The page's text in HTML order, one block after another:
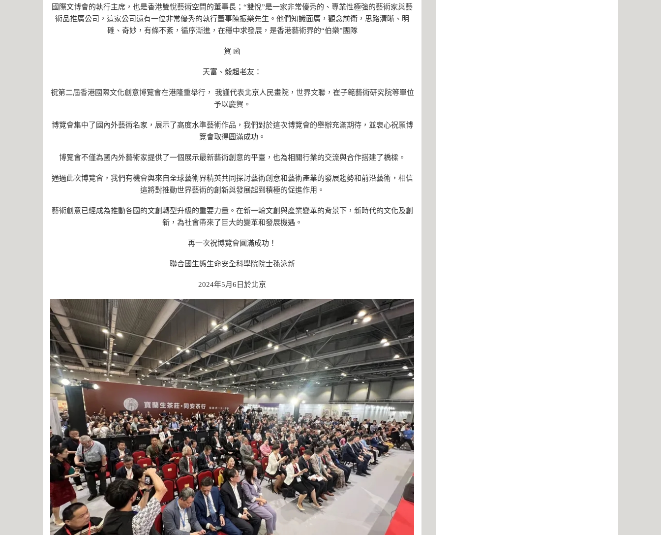
國際文博會的執行主席，也是香港雙悅藝術空間的董事長；“雙悅”是一家非常優秀的、專業性極強的藝術家與藝
術品推廣公司，這家公司還有一位非常優秀的執行董事陳振樂先生。他們知識面廣，觀念前衛，思路清晰、明
確、奇妙，有條不紊，循序漸進，在穩中求發展，是香港藝術界的“伯樂”團隊
賀 函
天富、毅超老友：
祝第二屆香港國際文化創意博覽會在港隆重舉行， 我謹代表北京人民畫院，世界文聯，崔子範藝術研究院等單位
予以慶賀。
博覽會集中了國內外藝術名家，展示了高度水準藝術作品，我們對於這次博覽會的舉辦充滿期待，並衷心祝願博
覽會取得圓滿成功。
博覽會不僅為國內外藝術家提供了一個展示最新藝術創意的平臺，也為相關行業的交流與合作搭建了橋樑。
通過此次博覽會，我們有機會與來自全球藝術界精英共同探討藝術創意和藝術產業的發展趨勢和前沿藝術，相信
這將對推動世界藝術的創新與發展起到積極的促進作用。
藝術創意已經成為推動各國的文創轉型升級的重要力量。在新一輪文創與產業變革的背景下，新時代的文化及創
新，為社會帶來了巨大的變革和發展機遇。
再一次祝博覽會圓滿成功！
聯合國生態生命安全科學院院士孫泳新
2024年5月6日於北京